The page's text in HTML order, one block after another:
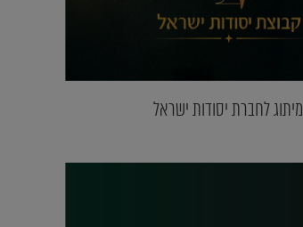
מיתוג לחברת יסודות ישראל